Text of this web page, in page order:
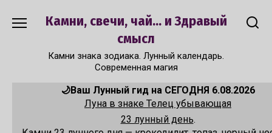
Камни, свечи, чай... и Здравый
смысл
Камни знака зодиака. Лунный календарь.
Современная магия
🌙Ваш Лунный гид на СЕГОДНЯ 6.08.2026
Луна в знаке Телец убывающая
23 лунный день.